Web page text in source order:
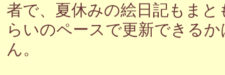
者で、夏休みの絵日記もま
らいのペースで更新できる
ん。